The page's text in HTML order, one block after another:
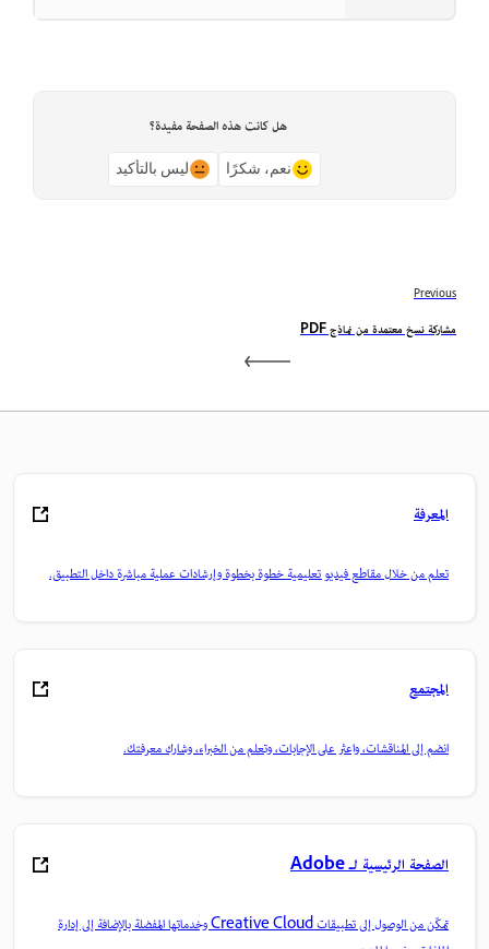
هل كانت هذه الصفحة مفيدة؟
نعم، شكرًا ليس بالتأكيد
Previous
مشاركة نسخ معتمدة من نماذج PDF
المعرفة
تعلم من خلال مقاطع فيديو تعليمية خطوة بخطوة وإرشادات عملية مباشرة داخل التطبيق.
المجتمع
انضم إلى المناقشات، واعثر على الإجابات، وتعلم من الخبراء، وشارك معرفتك.
الصفحة الرئيسية لـ Adobe
تمكّن من الوصول إلى تطبيقات Creative Cloud وخدماتها المفضلة بالإضافة إلى إدارة